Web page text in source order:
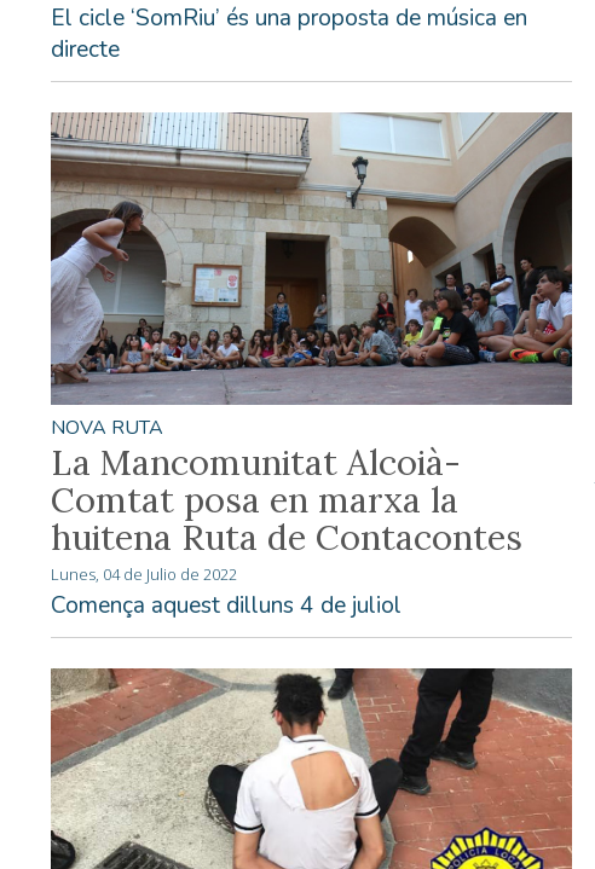
El cicle ‘SomRiu’ és una proposta de música en
directe
NOVA RUTA
La Mancomunitat Alcoià-
Comtat posa en marxa la
huitena Ruta de Contacontes
Lunes, 04 de Julio de 2022
Comença aquest dilluns 4 de juliol